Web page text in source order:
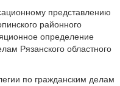
представлению
районного
определение
Рязанского областного
по гражданским делам